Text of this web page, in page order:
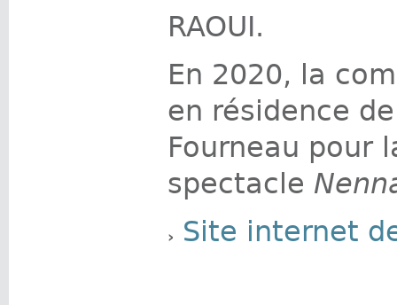
RAOUI.
En 2020, la
en résidence
Fourneau pour
spectacle
Site internet